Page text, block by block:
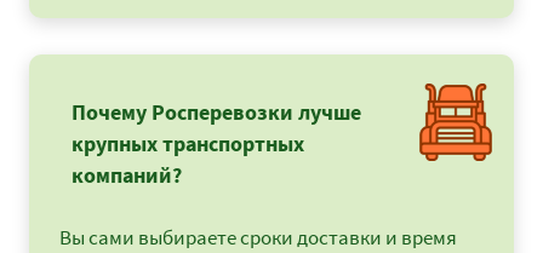
Почему Росперевозки лучше
крупных транспортных
компаний?
Вы сами выбираете сроки доставки и время